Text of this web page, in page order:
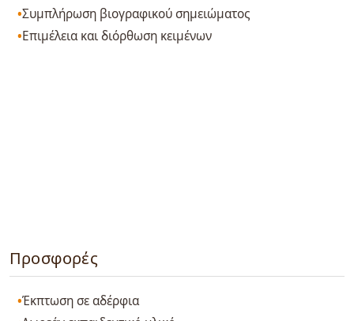
Συμπλήρωση βιογραφικού σημειώματος
Επιμέλεια και διόρθωση κειμένων
Προσφορές
Έκπτωση σε αδέρφια